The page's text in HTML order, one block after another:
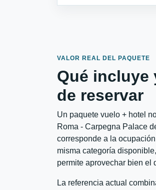
VALOR REAL DEL PAQUETE
Qué incluye
de reservar
Un paquete vuelo + hotel
Roma - Carpegna Palace
corresponde a la
misma categoría
permite aprovechar bien el
La referencia actual